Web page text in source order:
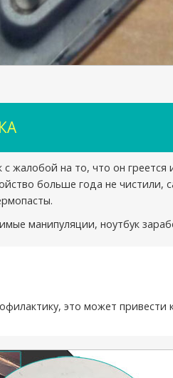
жалобой на то, что он греется
больше года не чистили,
манипуляции, ноутбук
это может привести